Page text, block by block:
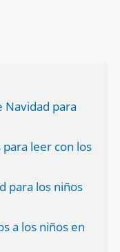
Navidad para
leer con los
para los niños
a los niños en